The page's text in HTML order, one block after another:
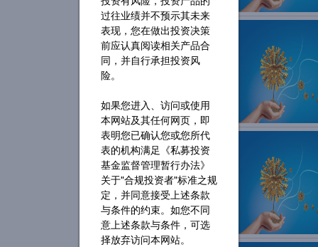
过往业绩并不预示其未来
表现，您在做出投资决策
前应认真阅读相关产品合
同，并自行承担投资风
险。
如果您进入、访问或使用
本网站及其任何网页，即
表明您已确认您或您所代
表的机构满足《私募投资
基金监督管理暂行办法》
关于"合规投资者"标准之规
定，并同意接受上述条款
与条件的约束。如您不同
意上述条款与条件，可选
择放弃访问本网站。